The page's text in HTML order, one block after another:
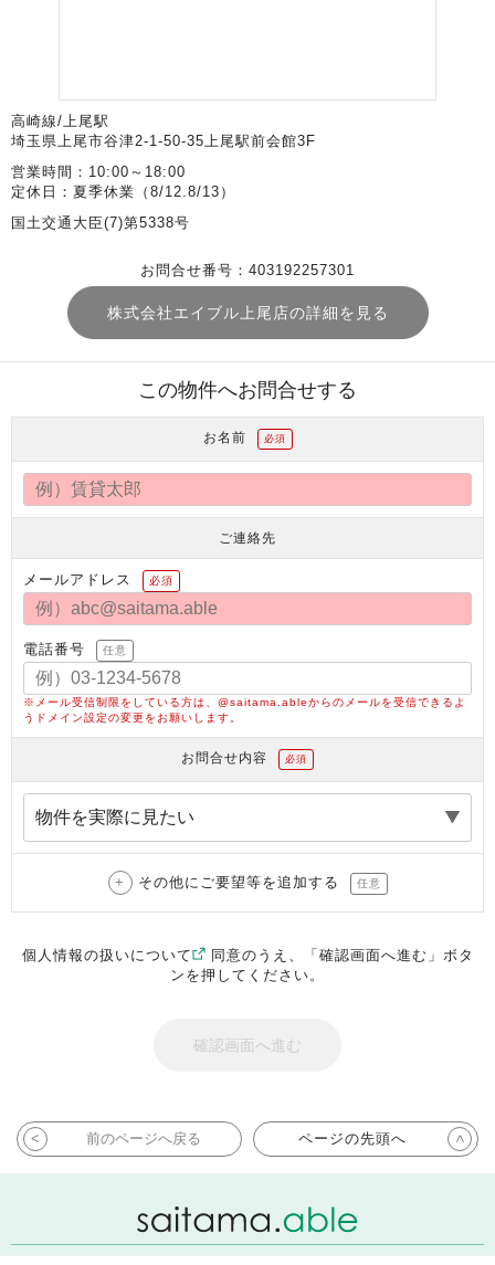
高崎線/上尾駅
埼玉県上尾市谷津2-1-50-35上尾駅前会館3F
営業時間：10:00～18:00
定休日：夏季休業（8/12.8/13）
国土交通大臣(7)第5338号
お問合せ番号：403192257301
株式会社エイブル上尾店の詳細を見る
この物件へお問合せする
お名前 必須
ご連絡先
メールアドレス 必須
電話番号 任意
※メール受信制限をしている方は、@saitama.ableからのメールを受信できるよ
うドメイン設定の変更をお願いします。
お問合せ内容 必須
その他にご要望等を追加する 任意
個人情報の扱いについて
同意のうえ、「確認画面へ進む」ボタ
ンを押してください。
前のページへ戻る ページの先頭へ